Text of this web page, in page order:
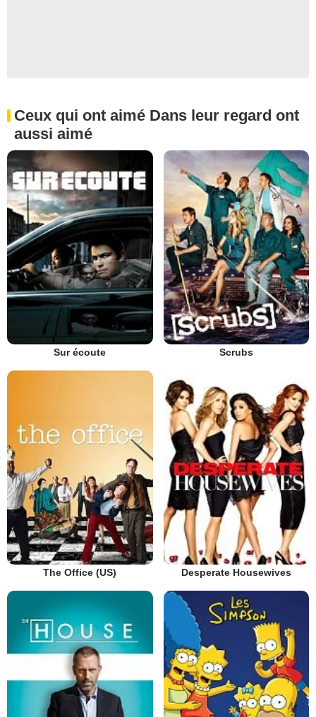
Ceux qui ont aimé Dans leur regard ont
aussi aimé
Sur écoute Scrubs
The Office (US) Desperate Housewives